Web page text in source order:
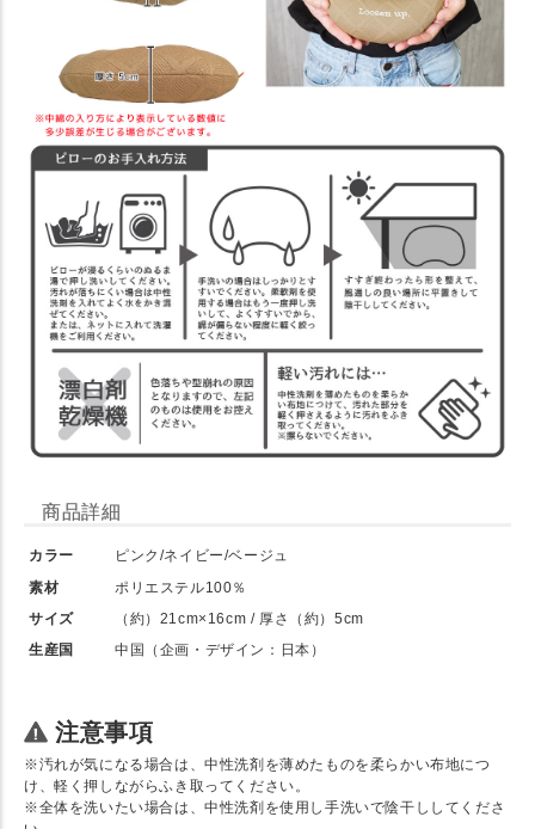
商品詳細
カラー
ピンク/ネイビー/ベージュ
素材
ポリエステル100％
サイズ
（約）21cm×16cm / 厚さ（約）5cm
生産国
中国（企画・デザイン：日本）
注意事項
※汚れが気になる場合は、中性洗剤を薄めたものを柔らかい布地につ
け、軽く押しながらふき取ってください。
※全体を洗いたい場合は、中性洗剤を使用し手洗いで陰干ししてくださ